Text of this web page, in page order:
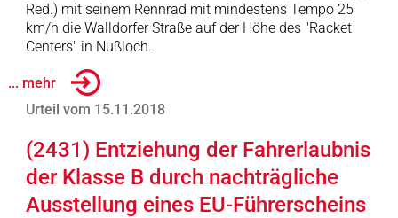
Red.) mit seinem Rennrad mit mindestens Tempo 25
km/h die Walldorfer Straße auf der Höhe des "Racket
Centers" in Nußloch.
... mehr
Urteil vom 15.11.2018
(2431) Entziehung der Fahrerlaubnis
der Klasse B durch nachträgliche
Ausstellung eines EU-Führerscheins